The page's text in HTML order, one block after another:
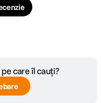
care îl cauți?